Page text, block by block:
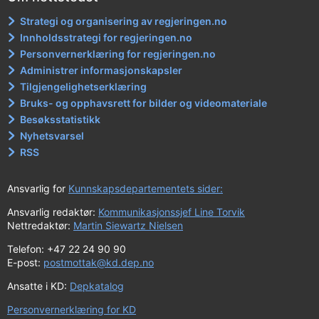
Strategi og organisering av regjeringen.no
Innholdsstrategi for regjeringen.no
Personvernerklæring for regjeringen.no
Administrer informasjonskapsler
Tilgjengelighetserklæring
Bruks- og opphavsrett for bilder og videomateriale
Besøksstatistikk
Nyhetsvarsel
RSS
Ansvarlig for Kunnskapsdepartementets sider:
Ansvarlig redaktør: Kommunikasjonssjef Line Torvik
Nettredaktør: Martin Siewartz Nielsen
Telefon: +47 22 24 90 90
E-post: postmottak@kd.dep.no
Ansatte i KD: Depkatalog
Personvernerklæring for KD